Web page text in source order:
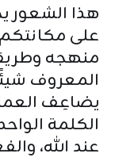
هذا الشعور
على
منهجه
المعروف
يضاعِف
الكلمة
عند الله،